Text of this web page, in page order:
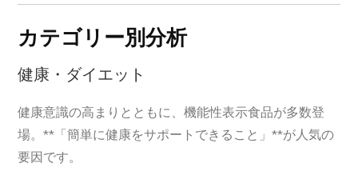
カテゴリー別分析
健康・ダイエット
健康意識の高まりとともに、機能性表示食品が多数登
場。**「簡単に健康をサポートできること」**が人気の
要因です。